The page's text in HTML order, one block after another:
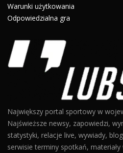
Warunki użytkowania
Odpowiedzialna gra
Największy portal sportowy w
Najświeższe newsy, zapowiedzi,
statystyki, relacje live, wywiady,
serwisie terminy spotkań,